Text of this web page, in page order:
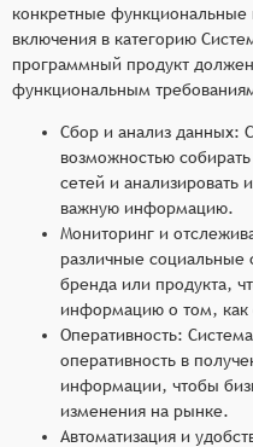
конкретные
включения в категорию
программный продукт
функциональным
Сбор и анализ данных:
возможностью
сетей и анализировать
важную информацию.
Мониторинг и
различные социальные
бренда или продукта,
информацию о том, как
Оперативность:
оперативность в
информации, чтобы
изменения на рынке.
Автоматизация и